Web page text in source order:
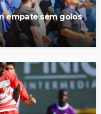
empate sem golos